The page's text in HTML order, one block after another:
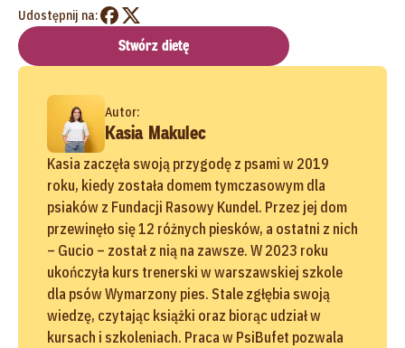
Udostępnij na:
Stwórz dietę
Autor:
Kasia Makulec
Kasia zaczęła swoją przygodę z psami w 2019
roku, kiedy została domem tymczasowym dla
psiaków z Fundacji Rasowy Kundel. Przez jej dom
przewinęło się 12 różnych piesków, a ostatni z nich
– Gucio – został z nią na zawsze. W 2023 roku
ukończyła kurs trenerski w warszawskiej szkole
dla psów Wymarzony pies. Stale zgłębia swoją
wiedzę, czytając książki oraz biorąc udział w
kursach i szkoleniach. Praca w PsiBufet pozwala